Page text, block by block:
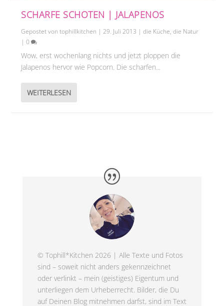
SCHARFE SCHOTEN | JALAPENOS
Gepostet vontophillkitchen |29. Juli 2013 |die Küche,die Natur
|0
Wow, erst wochenlang nichts und jetzt ploppen die
Jalapenos hervor wie Popcorn. Die scharfen...
WEITERLESEN
© Tophill*Kitchen 2026 | Alle Texte und Fotos
sind – soweit nicht anders gekennzeichnet
oder verlinkt – mein (geistiges) Eigentum und
unterliegen dem Urheberrecht. Bilder, die Du
auf Deinen Blog mitnehmen darfst, sind im Text